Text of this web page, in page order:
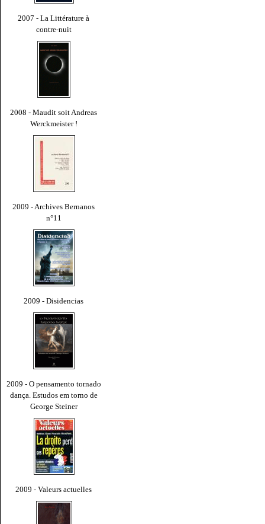
2007 - La Littérature à
contre-nuit
2008 - Maudit soit Andreas
Werckmeister !
2009 - Archives Bernanos
n°11
2009 - Disidencias
2009 - O pensamento tornado
dança. Estudos em torno de
George Steiner
2009 - Valeurs actuelles